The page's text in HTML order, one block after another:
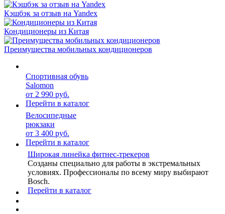
Кэшбэк за отзыв на Yandex
Кондиционеры из Китая
Преимущества мобильных кондиционеров
Спортивная обувь
Salomon
от 2 990 руб.
Перейти в каталог
Велосипедные
рюкзаки
от 3 400 руб.
Перейти в каталог
Широкая линейка фитнес-трекеров
Созданы специально для работы в экстремальных
условиях. Профессионалы по всему миру выбирают
Bosch.
Перейти в каталог